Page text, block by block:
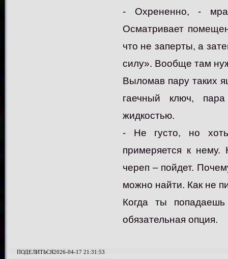
- Охрененно, -
Осматривает
что не заперты, а
силу». Вообще там
Выломав пару таких
гаечный ключ,
жидкостью.
- Не густо, но
примеряется к
череп – пойдет.
можно найти. Как не
Когда ты
обязательная опция.
ПОДЕЛИТЬСЯ2026-04-17 21:31:53